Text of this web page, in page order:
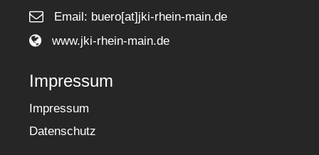
Email: buero[at]jki-rhein-main.de
www.jki-rhein-main.de
Impressum
Impressum
Datenschutz